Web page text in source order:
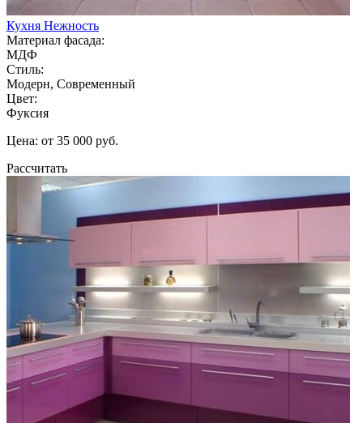
Кухня Нежность
Материал фасада:
МДФ
Стиль:
Модерн, Современный
Цвет:
Фуксия
Цена: от 35 000 руб.
Рассчитать